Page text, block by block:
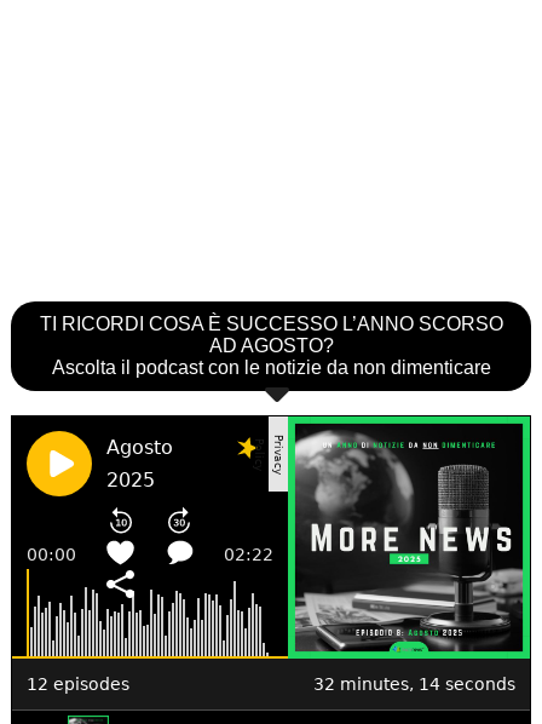
TI RICORDI COSA È SUCCESSO L’ANNO SCORSO
AD AGOSTO?
Ascolta il podcast con le notizie da non dimenticare